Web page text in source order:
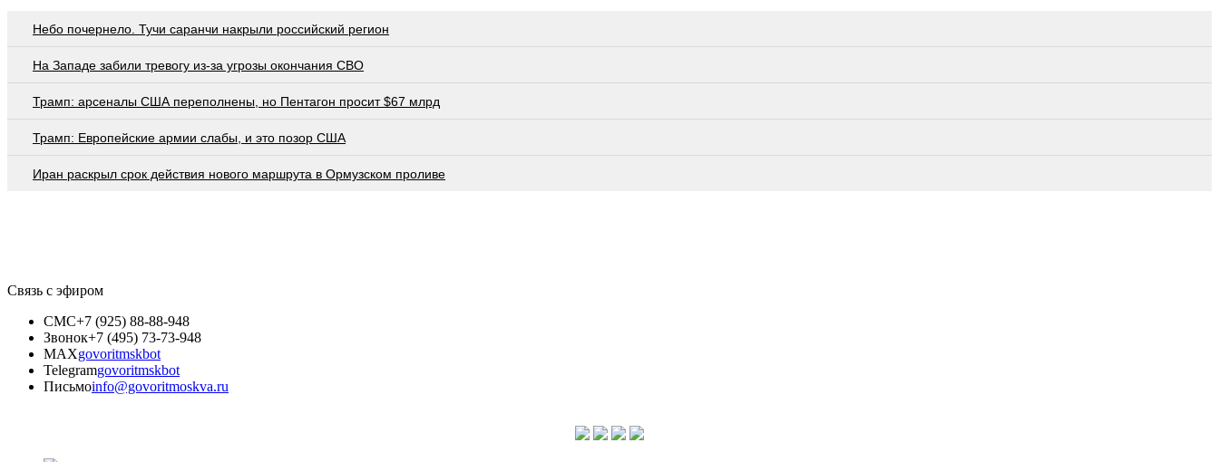
Небо почернело. Тучи саранчи накрыли российский регион
На Западе забили тревогу из-за угрозы окончания СВО
Трамп: арсеналы США переполнены, но Пентагон просит $67 млрд
Трамп: Европейские армии слабы, и это позор США
Иран раскрыл срок действия нового маршрута в Ормузском проливе
Связь с эфиром
СМС+7 (925) 88-88-948
Звонок+7 (495) 73-73-948
MAXgovoritmskbot
Telegramgovoritmskbot
Письмоinfo@govoritmoskva.ru